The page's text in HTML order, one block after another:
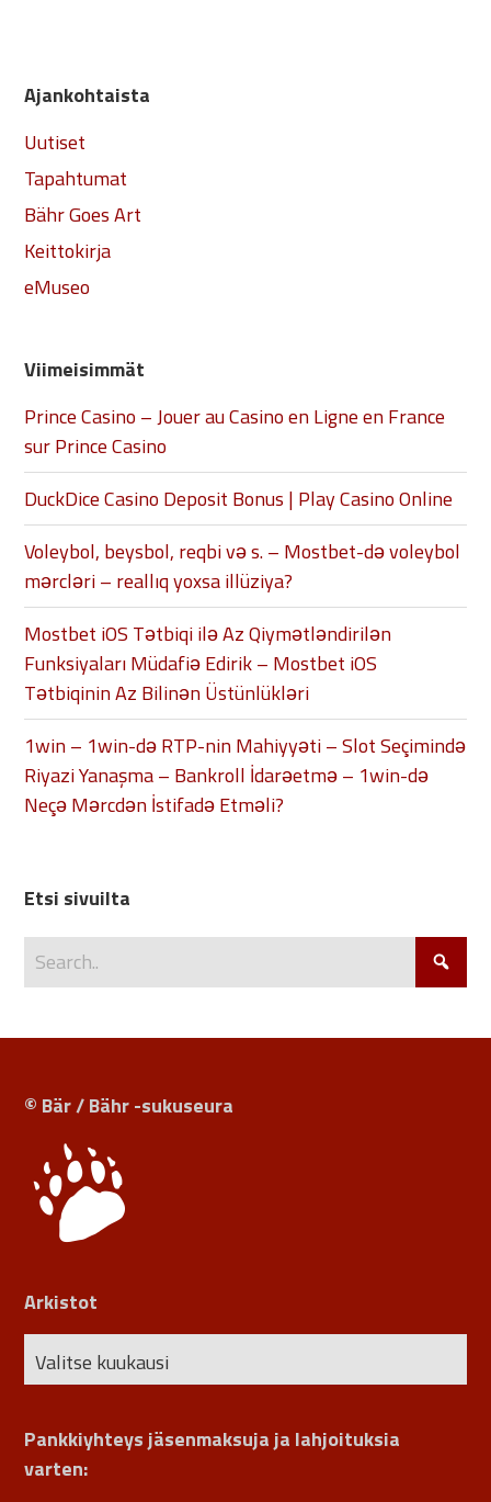
Ajankohtaista
Uutiset
Tapahtumat
Bähr Goes Art
Keittokirja
eMuseo
Viimeisimmät
Prince Casino – Jouer au Casino en Ligne en France
sur Prince Casino
DuckDice Casino Deposit Bonus | Play Casino Online
Voleybol, beysbol, reqbi və s. – Mostbet-də voleybol
mərcləri – reallıq yoxsa illüziya?
Mostbet iOS Tətbiqi ilə Az Qiymətləndirilən
Funksiyaları Müdafiə Edirik – Mostbet iOS
Tətbiqinin Az Bilinən Üstünlükləri
1win – 1win-də RTP-nin Mahiyyəti – Slot Seçimində
Riyazi Yanaşma – Bankroll İdarəetmə – 1win-də
Neçə Mərcdən İstifadə Etməli?
Etsi sivuilta
© Bär / Bähr -sukuseura
Arkistot
Pankkiyhteys jäsenmaksuja ja lahjoituksia
varten: